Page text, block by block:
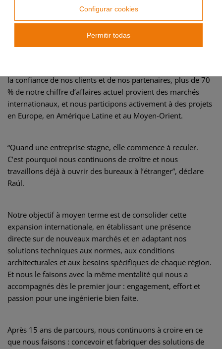
Croissance internationale et une vision qui ne change pas
la confiance de nos clients et de nos partenaires, plus de 70
% de notre chiffre d’affaires actuel provient des marchés
internationaux, et nous participons activement à des projets
en Europe, en Amérique Latine et au Moyen-Orient.
“Quand une entreprise stagne, elle commence à reculer.
C’est pourquoi nous continuons de croître et nous
travaillons déjà à ouvrir des bureaux à l’étranger”, déclare
Raúl.
Notre objectif à moyen terme est de consolider cette
expansion internationale, en établissant une présence
directe sur de nouveaux marchés et en adaptant nos
solutions techniques aux normes, aux conditions
architecturales et aux besoins spécifiques de chaque région.
Et nous le faisons avec la même mentalité qui nous a
accompagnés dès le premier jour : engagement, effort et
passion pour une ingénierie bien faite.
Après 15 ans de parcours, nous continuons à croire en ce
que nous faisons : concevoir et fabriquer des solutions de
Configurar cookies
Permitir todas